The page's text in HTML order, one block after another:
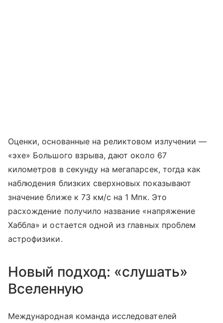
Оценки, основанные на реликтовом излучении —
«эхе» Большого взрыва, дают около 67
километров в секунду на мегапарсек, тогда как
наблюдения близких сверхновых показывают
значение ближе к 73 км/с на 1 Мпк. Это
расхождение получило название «напряжение
Хаббла» и остается одной из главных проблем
астрофизики.
Новый подход: «слушать»
Вселенную
Международная команда исследователей